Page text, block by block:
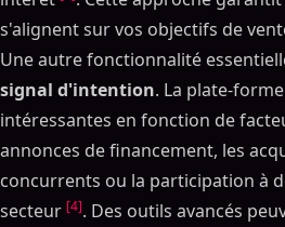
s'alignent sur vos objectifs de
Une autre fonctionnalité
signal d'intention. La plate-
intéressantes en fonction de
annonces de financement, les
concurrents ou la participation à
secteur [4]. Des outils avancés